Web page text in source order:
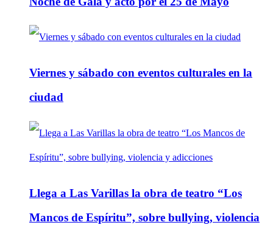
Viernes y sábado con eventos culturales en la
ciudad
Llega a Las Varillas la obra de teatro “Los
Mancos de Espíritu”, sobre bullying, violencia